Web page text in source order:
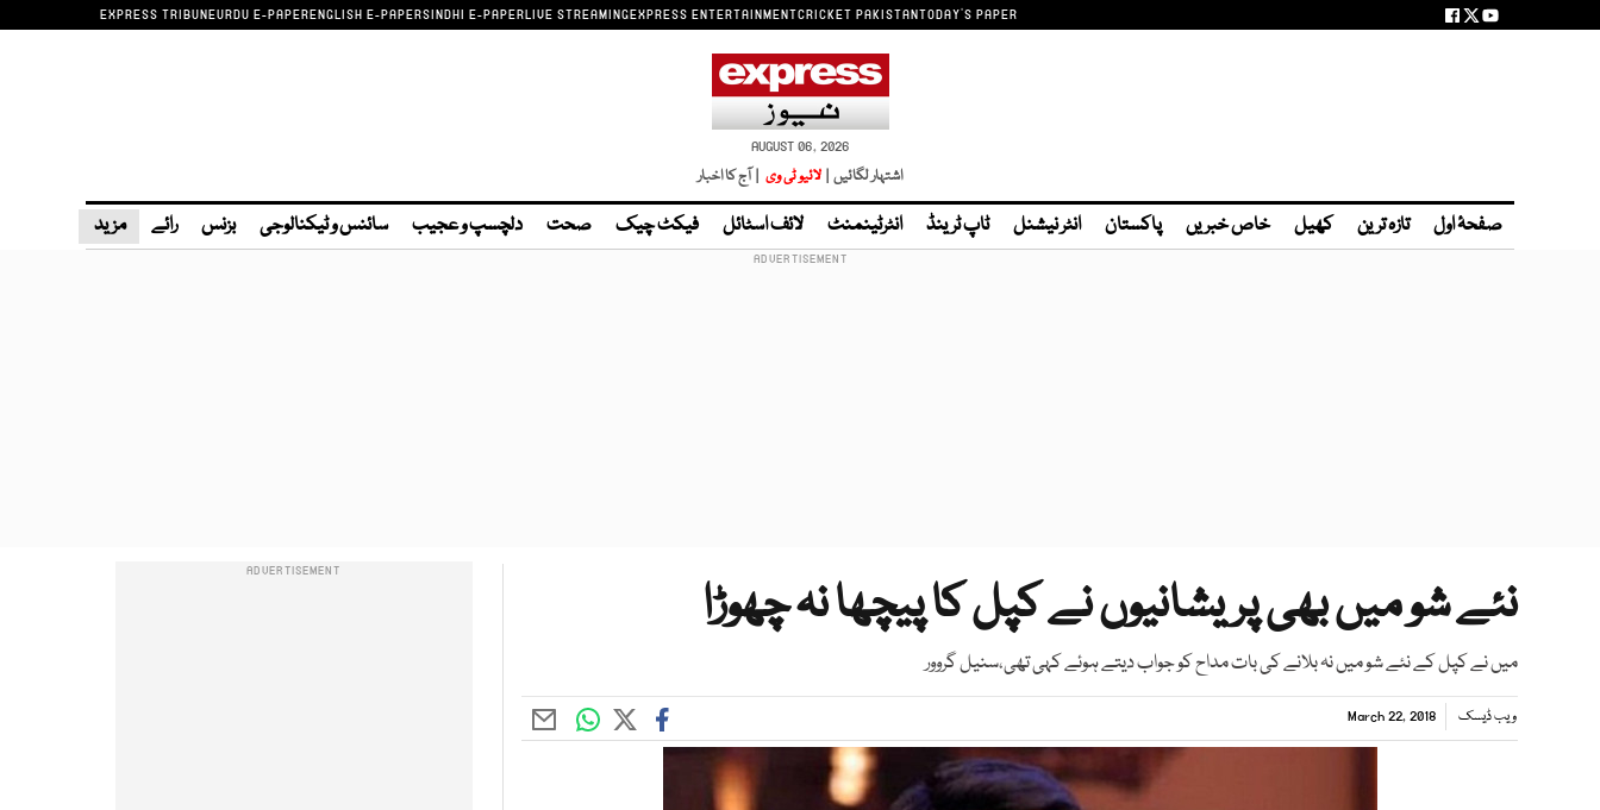
EXPRESS TRIBUNEURDU E-PAPERENGLISH E-PAPERSINDHI E-PAPERLIVE STREAMINGEXPRESS ENTERTAINMENTCRICKET PAKISTANTODAY'S PAPER
AUGUST 06, 2026
اشتہار لگائیں | لائیو ٹی وی | آج کا اخبار
صفحۂ اول تازہ ترین کھیل خاص خبریں پاکستان انٹر نیشنل ٹاپ ٹرینڈ انٹرٹینمنٹ لائف اسٹائل فیکٹ چیک صحت دلچسپ و عجیب سائنس و ٹیکنالوجی بزنس رائے مزید
نئے شو میں بھی پریشانیوں نے کپل کا پیچھا نہ چھوڑا
میں نے کپل کے نئے شو میں نہ بلانے کی بات مداح کو جواب دیتے ہوئے کہی تھی،سنیل گروور
ویب ڈیسک March 22, 2018